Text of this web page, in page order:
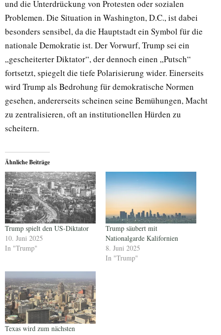
und die Unterdrückung von Protesten oder sozialen
Problemen. Die Situation in Washington, D.C., ist dabei
besonders sensibel, da die Hauptstadt ein Symbol für die
nationale Demokratie ist. Der Vorwurf, Trump sei ein
„gescheiterter Diktator“, der dennoch einen „Putsch“
fortsetzt, spiegelt die tiefe Polarisierung wider. Einerseits
wird Trump als Bedrohung für demokratische Normen
gesehen, andererseits scheinen seine Bemühungen, Macht
zu zentralisieren, oft an institutionellen Hürden zu
scheitern.
Ähnliche Beiträge
Trump spielt den US-Diktator
10. Juni 2025
In "Trump"
Trump säubert mit
Nationalgarde Kalifornien
8. Juni 2025
In "Trump"
Texas wird zum nächsten